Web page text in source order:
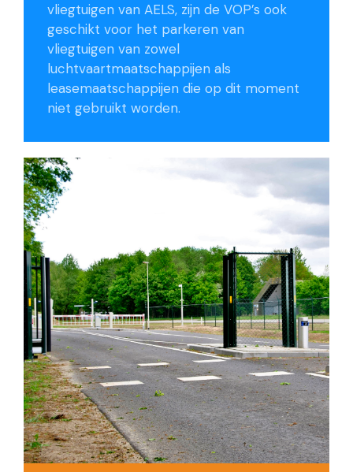
vliegtuigen van AELS, zijn de VOP’s ook
geschikt voor het parkeren van
vliegtuigen van zowel
luchtvaartmaatschappijen als
leasemaatschappijen die op dit moment
niet gebruikt worden.